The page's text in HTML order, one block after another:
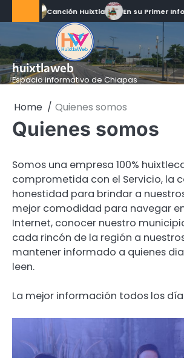
to
Canción Huixtla En su Primer
huixtlaweb
Espacio informativo de Chiapas
Home Quienes somos
Quienes somos
Somos una empresa 100%
comprometida con el Servicio, la
honestidad para brindar a
mejor comodidad para navegar
Internet, conocer nuestro
cada rincón de la región a
mantener informado a quienes
leen.
La mejor información todos los